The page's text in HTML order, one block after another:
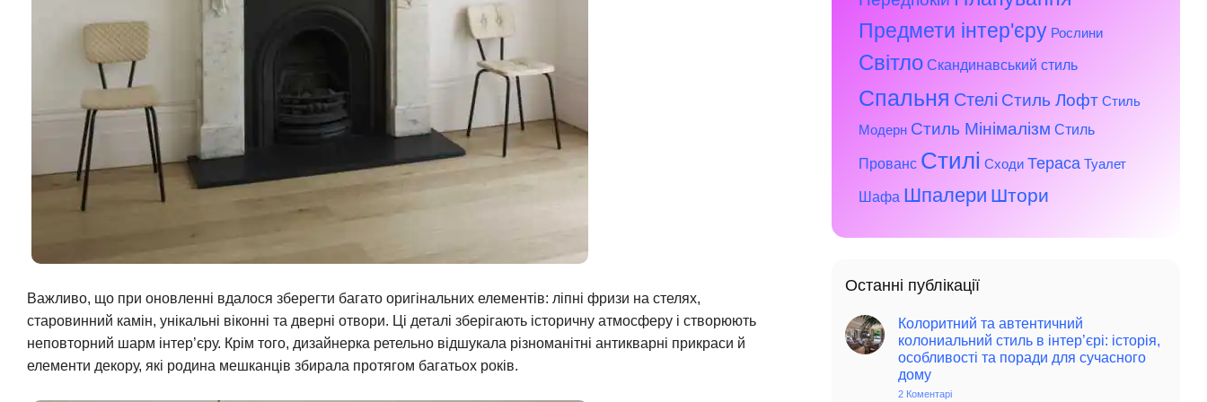
Важливо, що при оновленні вдалося зберегти багато оригінальних елементів: ліпні фризи на стелях,
старовинний камін, унікальні віконні та дверні отвори. Ці деталі зберігають історичну атмосферу і створюють
неповторний шарм інтер’єру. Крім того, дизайнерка ретельно відшукала різноманітні антикварні прикраси й
елементи декору, які родина мешканців збирала протягом багатьох років.
Предмети інтер'єру Рослини
Світло Скандинавський стиль
Спальня Стелі Стиль Лофт Стиль
Модерн Стиль Мінімалізм Стиль
Прованс Стилі Сходи Тераса Туалет
Шафа Шпалери Штори
Останні публікації
Колоритний та автентичний
колониальний стиль в інтер’єрі: історія,
особливості та поради для сучасного
дому
2 Коментарі